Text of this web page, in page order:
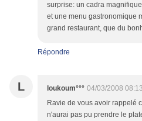
surprise: un cadra
et une menu gastronomique
grand restaurant, que du
Répondre
L loukoum°°° 04/03/2008 08:13
Ravie de vous avoir rappelé
n'aurai pas pu prendre le